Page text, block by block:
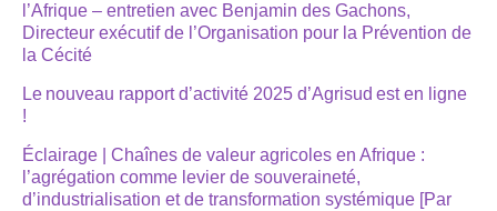
l’Afrique – entretien avec Benjamin des Gachons,
Directeur exécutif de l’Organisation pour la Prévention de
la Cécité
Le nouveau rapport d’activité 2025 d’Agrisud est en ligne
!
Éclairage | Chaînes de valeur agricoles en Afrique :
l’agrégation comme levier de souveraineté,
d’industrialisation et de transformation systémique [Par